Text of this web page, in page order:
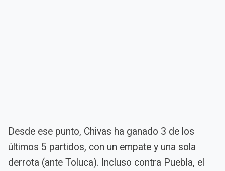
Desde ese punto, Chivas ha ganado 3 de los
últimos 5 partidos, con un empate y una sola
derrota (ante Toluca). Incluso contra Puebla, el